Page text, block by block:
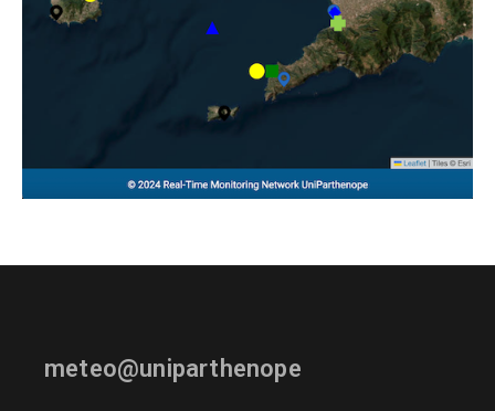
meteo@uniparthenope